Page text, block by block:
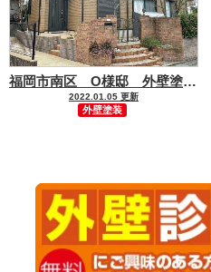
福岡市南区 O様邸 外壁塗装工事
2022.01.05 更新
外壁塗装